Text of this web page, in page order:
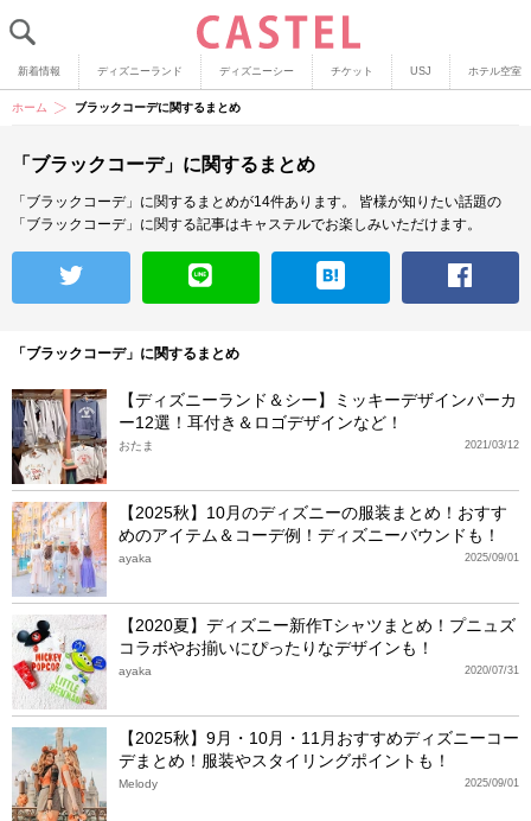
新着情報 ディズニーランド ディズニーシー チケット USJ ホテル空室
ホーム ブラックコーデに関するまとめ
「ブラックコーデ」に関するまとめ
「ブラックコーデ」に関するまとめが14件あります。
皆様が知りたい話題の
「ブラックコーデ」に関する記事はキャステルでお楽しみいただけます。
「ブラックコーデ」に関するまとめ
【ディズニーランド＆シー】ミッキーデザインパーカ
ー12選！耳付き＆ロゴデザインなど！
2021/03/12
おたま
【2025秋】10月のディズニーの服装まとめ！おすす
めのアイテム＆コーデ例！ディズニーバウンドも！
2025/09/01
ayaka
【2020夏】ディズニー新作Tシャツまとめ！プニュズ
コラボやお揃いにぴったりなデザインも！
2020/07/31
ayaka
【2025秋】9月・10月・11月おすすめディズニーコー
デまとめ！服装やスタイリングポイントも！
2025/09/01
Melody